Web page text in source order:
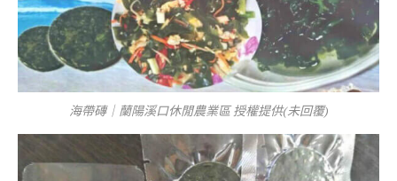
海帶磚｜蘭陽溪口休閒農業區 授權提供(未回覆)